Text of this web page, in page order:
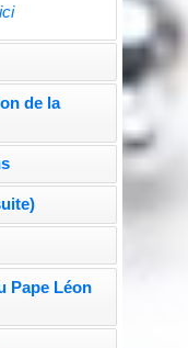
ici
de la
Pape Léon